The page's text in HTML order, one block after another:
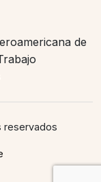
de
reservados